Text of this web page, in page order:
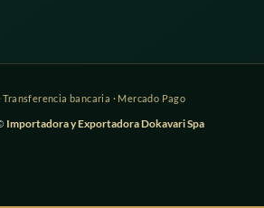
Importadora y Exportadora Dokavari Spa